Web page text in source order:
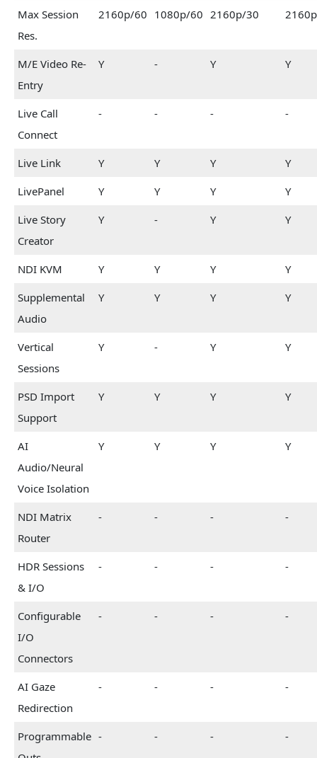
Max Session
Res.
2160p/60 1080p/60 2160p/30
M/E Video Re-
Entry
Y - Y Y
Live Call
Connect
- - - -
Live Link Y Y Y
Y
LivePanel
Y Y Y
Y
Live Story
Creator
Y - Y Y
NDI KVM Y Y Y
Y
Supplemental
Audio
Y Y Y Y
Vertical
Sessions
Y - Y Y
PSD Import
Support
Y Y Y Y
AI
Audio/Neural
Voice Isolation
Y Y Y Y
NDI Matrix
Router
- - - -
HDR Sessions
& I/O
- - - -
Configurable
I/O
Connectors
- - - -
AI Gaze
Redirection
- - - -
Programmable - - - -